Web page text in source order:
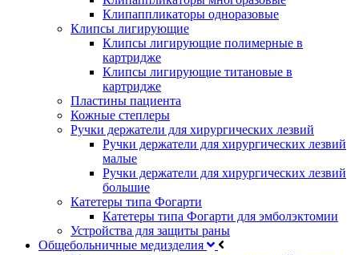
Клипаппликаторы одноразовые
Клипсы лигирующие
Клипсы лигирующие полимерные в
картридже
Клипсы лигирующие титановые в
картридже
Пластины пациента
Кожные степлеры
Ручки держатели для хирургических лезвий
Ручки держатели для хирургических лезвий
малые
Ручки держатели для хирургических лезвий
большие
Катетеры типа Фогарти
Катетеры типа Фогарти для эмболэктомии
Устройства для защиты раны
Общебольничные медизделия